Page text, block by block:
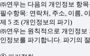
㈜연우는 다음의 개인정보 항
필수항목: 연락처, 주소, 이름,
제 5 조 (개인정보의 파기)
㈜연우는 원칙적으로 개인정보
인정보를 파기합니다. 파기의